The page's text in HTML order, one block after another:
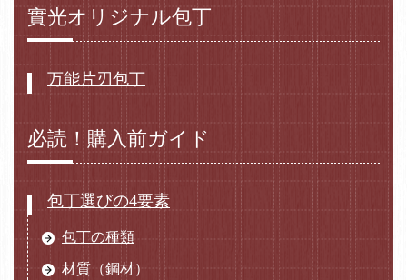
實光オリジナル包丁
万能片刃包丁
必読！購入前ガイド
包丁選びの4要素
包丁の種類
材質（鋼材）